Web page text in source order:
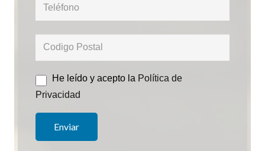
He leído y acepto la Política de
Privacidad